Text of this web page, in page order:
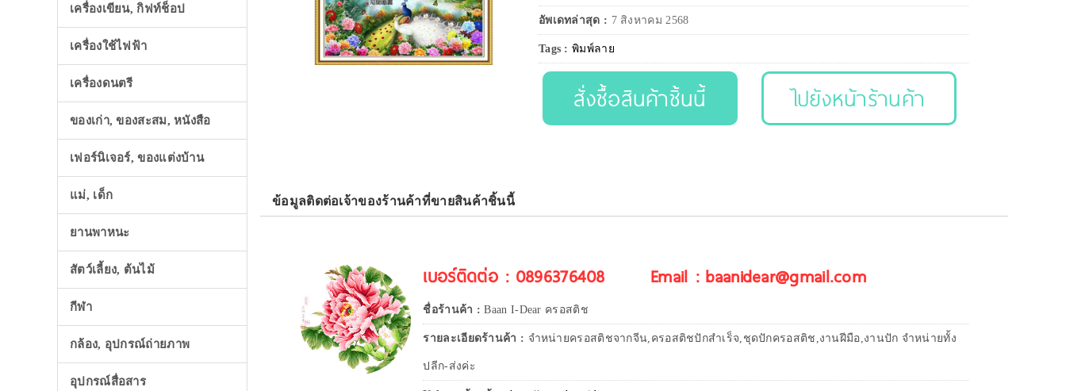
เครื่องเขียน, กิฟท์ช็อป
เครื่องใช้ไฟฟ้า
เครื่องดนตรี
ของเก่า, ของสะสม, หนังสือ
เฟอร์นิเจอร์, ของแต่งบ้าน
แม่, เด็ก
ยานพาหนะ
สัตว์เลี้ยง, ต้นไม้
กีฬา
กล้อง, อุปกรณ์ถ่ายภาพ
อุปกรณ์สื่อสาร
อัพเดทล่าสุด : 7 สิงหาคม 2568
Tags :พิมพ์ลาย
สั่งซื้อสินค้าชิ้นนี้ ไปยังหน้าร้านค้า
ข้อมูลติดต่อเจ้าของร้านค้าที่ขายสินค้าชิ้นนี้
เบอร์ติดต่อ : 0896376408 Email : baanidear@gmail.com
ชื่อร้านค้า :Baan I-Dear ครอสติช
รายละเอียดร้านค้า : จำหน่ายครอสติชจากจีน,ครอสติชปักสำเร็จ,ชุดปักครอสติช,งานฝีมือ,งานปัก จำหน่ายทั้ง
ปลีก-ส่งค่ะ